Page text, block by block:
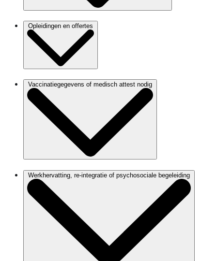
Opleidingen en offertes
Vaccinatiegegevens of medisch attest nodig
Werkhervatting, re-integratie of psychosociale begeleiding